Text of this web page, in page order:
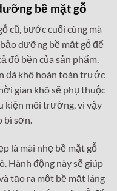
bề mặt gỗ
cũ, bước cuối cùng mà
dưỡng bề mặt gỗ để
độ bền của sản phẩm.
đã khô hoàn toàn trước
gian khô sẽ phụ thuộc
kiện môi trường, vì vậy
bì sơn.
là mài nhẹ bề mặt gỗ
Hành động này sẽ giúp
tạo ra một bề mặt láng